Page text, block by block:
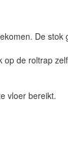
De stok
de roltrap
vloer bereikt.